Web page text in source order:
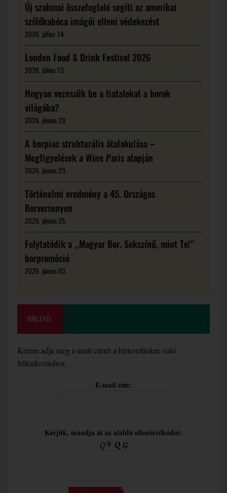
Új szakmai összefoglaló segíti az amerikai
szőlőkabóca imágói elleni védekezést
2026. július 14.
London Food & Drink Festival 2026
2026. július 13.
Hogyan vezessük be a fiatalokat a borok
világába?
2026. június 29.
A borpiac strukturális átalakulása –
Megfigyelések a Wine Paris alapján
2026. június 29.
Történelmi eredmény a 45. Országos
Borversenyen
2026. június 25.
Folytatódik a „Magyar Bor. Sokszínű, mint Te!”
borpromóció
2026. június 03.
HÍRLEVÉL
Kérem adja meg e-mail címét a hírlevelünkre való
feliratkozáshoz.
E-mail cím:
Kérjük, másolja át az alábbi ellenőrzőkódot: